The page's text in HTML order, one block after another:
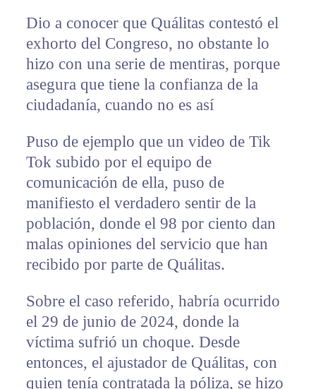
Dio a conocer que Quálitas contestó el
exhorto del Congreso, no obstante lo
hizo con una serie de mentiras, porque
asegura que tiene la confianza de la
ciudadanía, cuando no es así
Puso de ejemplo que un video de Tik
Tok subido por el equipo de
comunicación de ella, puso de
manifiesto el verdadero sentir de la
población, donde el 98 por ciento dan
malas opiniones del servicio que han
recibido por parte de Quálitas.
Sobre el caso referido, habría ocurrido
el 29 de junio de 2024, donde la
víctima sufrió un choque. Desde
entonces, el ajustador de Quálitas, con
quien tenía contratada la póliza, se hizo